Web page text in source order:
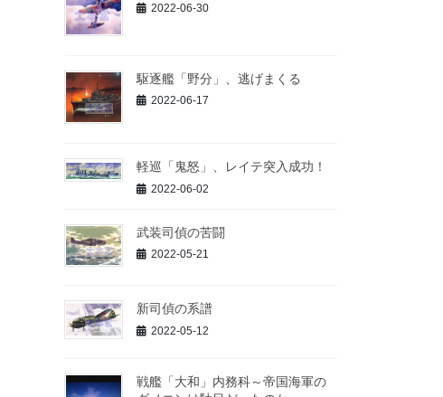
2022-06-30
駆逐艦「野分」、逃げまくる
2022-06-17
軽巡「鬼怒」、レイテ突入成功！
2022-06-02
武装司偵の苦闘
2022-05-21
新司偵の系譜
2022-05-12
戦艦「大和」内務科～帝国海軍の